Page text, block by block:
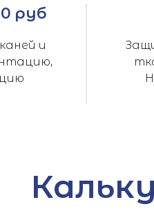
руб
и